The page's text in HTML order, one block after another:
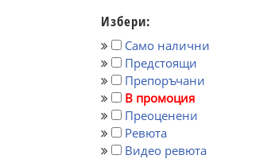
Избери:
Само налични
Предстоящи
Препоръчани
В промоция
Преоценени
Ревюта
Видео ревюта